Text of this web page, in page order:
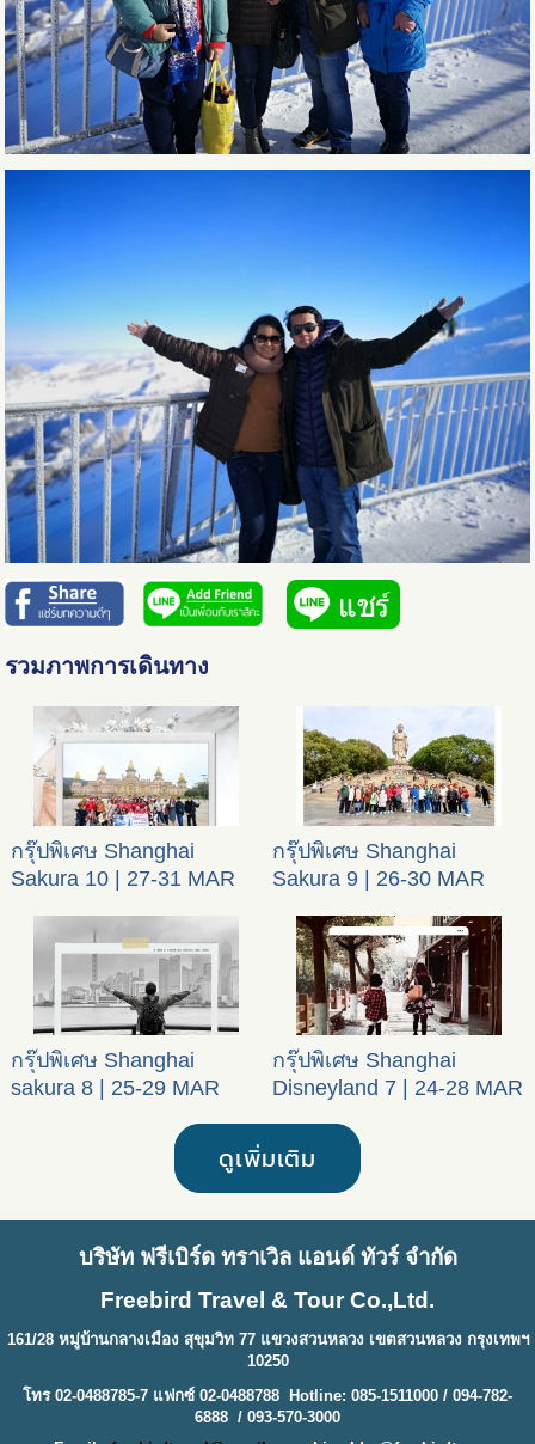
รวมภาพการเดินทาง
กรุ๊ปพิเศษ Shanghai
Sakura 10 | 27-31 MAR
กรุ๊ปพิเศษ Shanghai
Sakura 9 | 26-30 MAR
กรุ๊ปพิเศษ Shanghai
sakura 8 | 25-29 MAR
กรุ๊ปพิเศษ Shanghai
Disneyland 7 | 24-28 MAR
ดูเพิ่มเติม
บริษัท ฟรีเบิร์ด ทราเวิล แอนด์ ทัวร์ จำกัด
Freebird Travel & Tour Co.,Ltd.
161/28 หมู่บ้านกลางเมือง สุขุมวิท 77 แขวงสวนหลวง เขตสวนหลวง กรุงเทพฯ
10250
โทร 02-0488785-7 แฟกซ์ 02-0488788 Hotline: 085-1511000 / 094-782-
6888 / 093-570-3000